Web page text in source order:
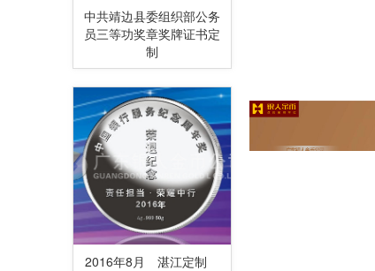
中共靖边县委组织部公务
员三等功奖章奖牌证书定
制
2016年8月 湛江定制